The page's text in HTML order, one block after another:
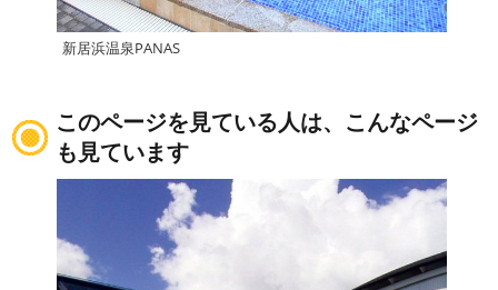
新居浜温泉PANAS
このページを見ている人は、こんなページ
も見ています